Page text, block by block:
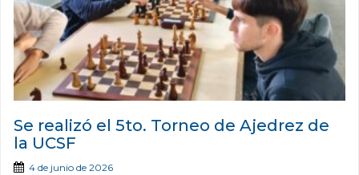
Se realizó el 5to. Torneo de Ajedrez de
la UCSF
4 de junio de 2026